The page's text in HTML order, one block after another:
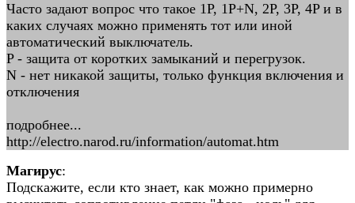
Часто задают вопрос что такое 1P, 1P+N, 2P, 3P, 4P и в
каких случаях можно применять тот или иной
автоматический выключатель.
P - защита от коротких замыканий и перегрузок.
N - нет никакой защиты, только функция включения и
отключения
подробнее...
http://electro.narod.ru/information/automat.htm
Магирус:
Подскажите, если кто знает, как можно примерно